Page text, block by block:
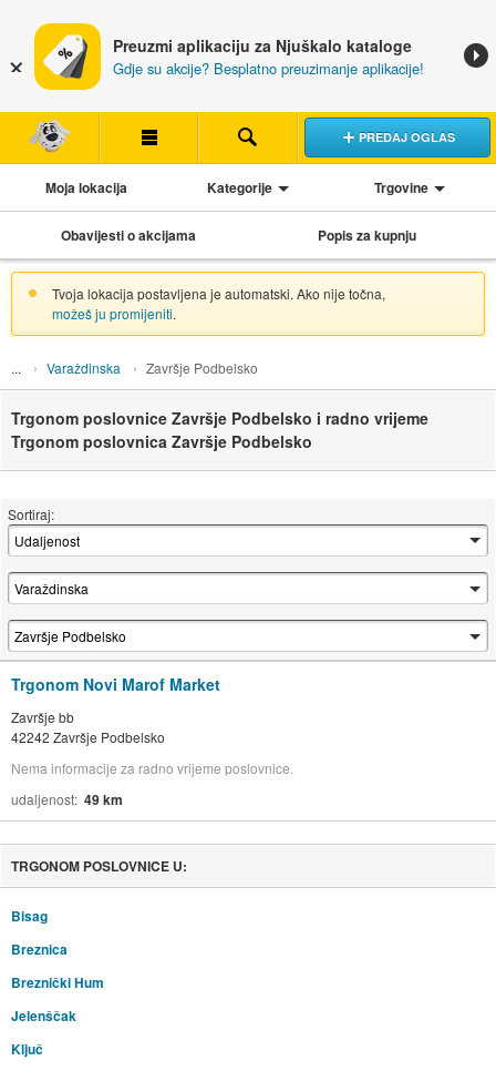
Preuzmi aplikaciju za Njuškalo kataloge
Gdje su akcije? Besplatno preuzimanje aplikacije!
PREDAJ OGLAS
Moja lokacija Kategorije Trgovine
Obavijesti o akcijama Popis za kupnju
Tvoja lokacija postavljena je automatski. Ako nije točna,
možeš ju promijeniti.
Varaždinska Završje Podbelsko
Trgonom poslovnice Završje Podbelsko i radno vrijeme
Trgonom poslovnica Završje Podbelsko
Sortiraj:
Trgonom Novi Marof Market
Završje bb
42242 Završje Podbelsko
Nema informacije za radno vrijeme poslovnice.
udaljenost 49 km
TRGONOM POSLOVNICE U:
Bisag
Breznica
Breznički Hum
Jelenščak
Ključ